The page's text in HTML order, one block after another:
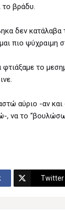
το βράδυ.
δεν κατάλαβα
πιο ψύχραιμη
φτιάξαμε το
αύριο -αν και
, να το
Twitter